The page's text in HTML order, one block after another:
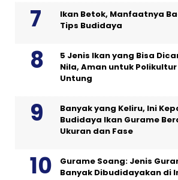
Ikan Betok, Manfaatnya
Tips Budidaya
5 Jenis Ikan yang Bisa
Nila, Aman untuk
Untung
Banyak yang Keliru, Ini
Budidaya Ikan Gurame
Ukuran dan Fase
Gurame Soang: Jenis
Banyak Dibudidayakan di